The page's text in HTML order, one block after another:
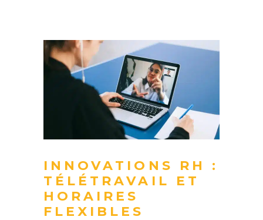
INNOVATIONS RH :
TÉLÉTRAVAIL ET
HORAIRES
FLEXIBLES